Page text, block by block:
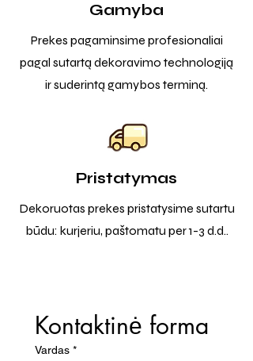
Gamyba
Prekes pagaminsime profesionaliai
pagal sutartą dekoravimo technologiją
ir suderintą gamybos terminą.
Pristatymas
Dekoruotas prekes pristatysime sutartu
būdu: kurjeriu, paštomatu per 1-3 d.d..
Kontaktinė forma
Vardas *